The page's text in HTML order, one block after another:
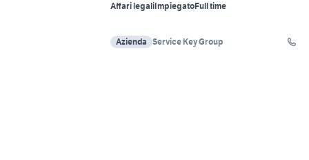
Affari legaliImpiegatoFull time
Azienda Service Key Group